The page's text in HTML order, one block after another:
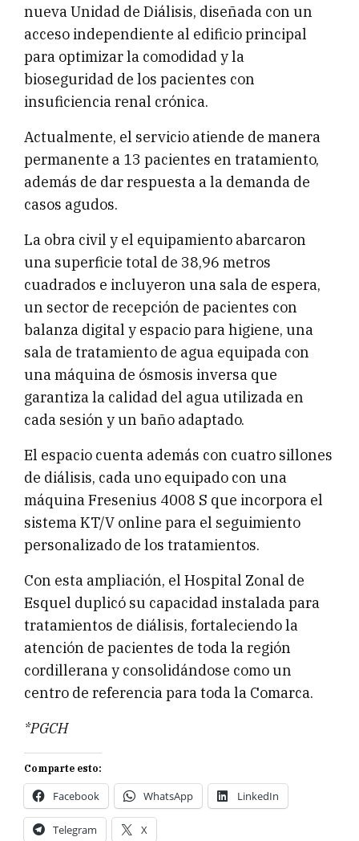
nueva Unidad de Diálisis, diseñada con un
acceso independiente al edificio principal
para optimizar la comodidad y la
bioseguridad de los pacientes con
insuficiencia renal crónica.
Actualmente, el servicio atiende de manera
permanente a 13 pacientes en tratamiento,
además de dar respuesta a la demanda de
casos agudos.
La obra civil y el equipamiento abarcaron
una superficie total de 38,96 metros
cuadrados e incluyeron una sala de espera,
un sector de recepción de pacientes con
balanza digital y espacio para higiene, una
sala de tratamiento de agua equipada con
una máquina de ósmosis inversa que
garantiza la calidad del agua utilizada en
cada sesión y un baño adaptado.
El espacio cuenta además con cuatro sillones
de diálisis, cada uno equipado con una
máquina Fresenius 4008 S que incorpora el
sistema KT/V online para el seguimiento
personalizado de los tratamientos.
Con esta ampliación, el Hospital Zonal de
Esquel duplicó su capacidad instalada para
tratamientos de diálisis, fortaleciendo la
atención de pacientes de toda la región
cordillerana y consolidándose como un
centro de referencia para toda la Comarca.
*PGCH
Comparte esto:
Facebook WhatsApp LinkedIn
Telegram X